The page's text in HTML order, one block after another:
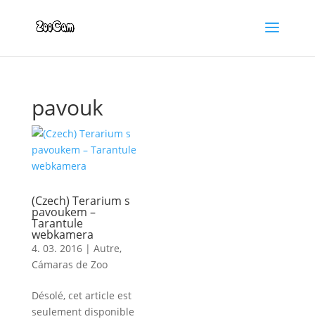
pavouk
(Czech) Terarium s
pavoukem –
Tarantule
webkamera
4. 03. 2016| Autre,
Cámaras de Zoo
Désolé, cet article est
seulement disponible